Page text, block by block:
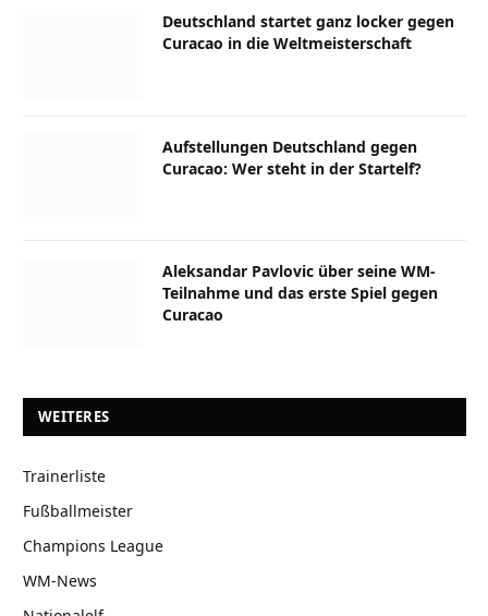
Deutschland startet ganz locker gegen
Curacao in die Weltmeisterschaft
Aufstellungen Deutschland gegen
Curacao: Wer steht in der Startelf?
Aleksandar Pavlovic über seine WM-
Teilnahme und das erste Spiel gegen
Curacao
WEITERES
Trainerliste
Fußballmeister
Champions League
WM-News